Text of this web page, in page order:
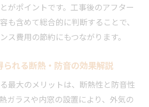
がポイントです。工事後のアフター
も含めて総合的に判断することで、
ス費用の節約にもつながります。
られる断熱・防音の効果解説
最大のメリットは、断熱性と防音性
ガラスや内窓の設置により、外気の